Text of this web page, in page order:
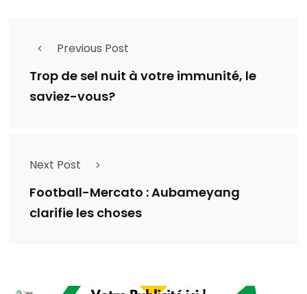
Previous Post
Trop de sel nuit à votre immunité, le
saviez-vous?
Next Post
Football-Mercato : Aubameyang
clarifie les choses